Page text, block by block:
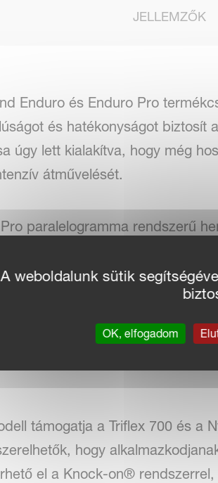
JELLEMZŐK
Enduro és Enduro Pro
és hatékonyságot biztosít
úgy lett kialakítva, hogy még
átművelését.
paralelogramma rendszerű
változtatható ezzel
hidraulikus működtetésű
osztástávolsága (275-
Enduro Pro esetében 35 cm-
támogatja a Triflex 700 és a
hogy
el a Knock-on®
A weboldalunk sütik
OK, elfogadom